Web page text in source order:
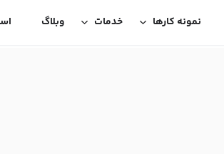
نمونه کارها خدمات وبلاگ